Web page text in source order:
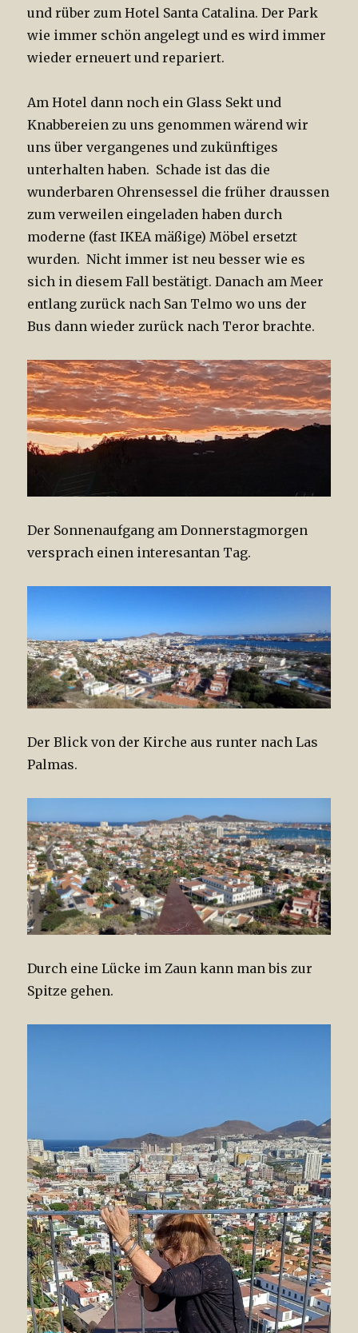
und rüber zum Hotel Santa Catalina. Der Park
wie immer schön angelegt und es wird immer
wieder erneuert und repariert.
Am Hotel dann noch ein Glass Sekt und
Knabbereien zu uns genommen wärend wir
uns über vergangenes und zukünftiges
unterhalten haben. Schade ist das die
wunderbaren Ohrensessel die früher draussen
zum verweilen eingeladen haben durch
moderne (fast IKEA mäßige) Möbel ersetzt
wurden. Nicht immer ist neu besser wie es
sich in diesem Fall bestätigt. Danach am Meer
entlang zurück nach San Telmo wo uns der
Bus dann wieder zurück nach Teror brachte.
Der Sonnenaufgang am Donnerstagmorgen
versprach einen interesantan Tag.
Der Blick von der Kirche aus runter nach Las
Palmas.
Durch eine Lücke im Zaun kann man bis zur
Spitze gehen.